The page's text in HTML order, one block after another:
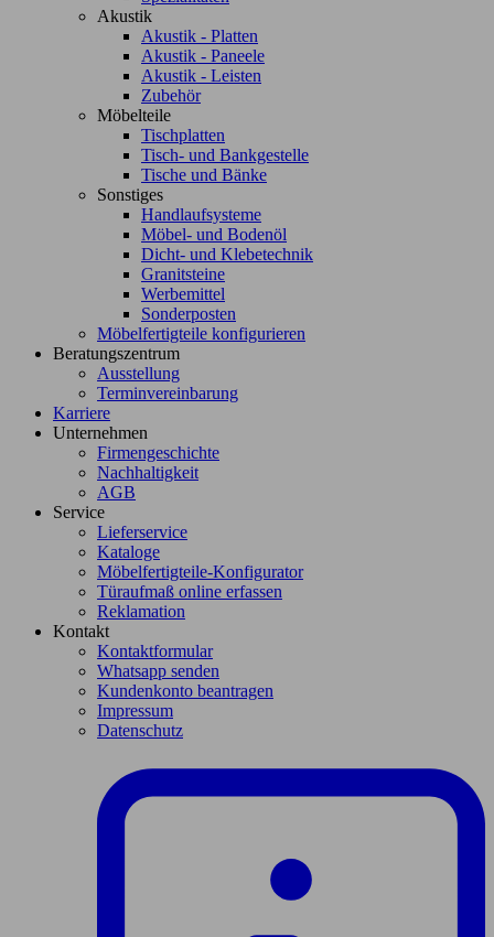
Akustik
Akustik - Platten
Akustik - Paneele
Akustik - Leisten
Zubehör
Möbelteile
Tischplatten
Tisch- und Bankgestelle
Tische und Bänke
Sonstiges
Handlaufsysteme
Möbel- und Bodenöl
Dicht- und Klebetechnik
Granitsteine
Werbemittel
Sonderposten
Möbelfertigteile konfigurieren
Beratungszentrum
Ausstellung
Terminvereinbarung
Karriere
Unternehmen
Firmengeschichte
Nachhaltigkeit
AGB
Service
Lieferservice
Kataloge
Möbelfertigteile-Konfigurator
Türaufmaß online erfassen
Reklamation
Kontakt
Kontaktformular
Whatsapp senden
Kundenkonto beantragen
Impressum
Datenschutz